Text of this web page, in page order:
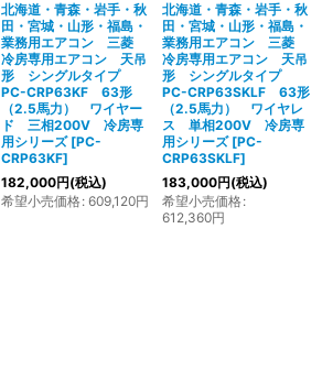
北海道・青森・岩手・秋
田・宮城・山形・福島・
業務用エアコン 三菱
冷房専用エアコン 天吊
形 シングルタイプ
PC-CRP63KF 63形
（2.5馬力） ワイヤー
ド 三相200V 冷房専
用シリーズ [PC-
CRP63KF]
182,000円(税込)
希望小売価格: 609,120円
北海道・青森・岩手・秋
田・宮城・山形・福島・
業務用エアコン 三菱
冷房専用エアコン 天吊
形 シングルタイプ
PC-CRP63SKLF 63形
（2.5馬力） ワイヤレ
ス 単相200V 冷房専
用シリーズ [PC-
CRP63SKLF]
183,000円(税込)
希望小売価格:
612,360円